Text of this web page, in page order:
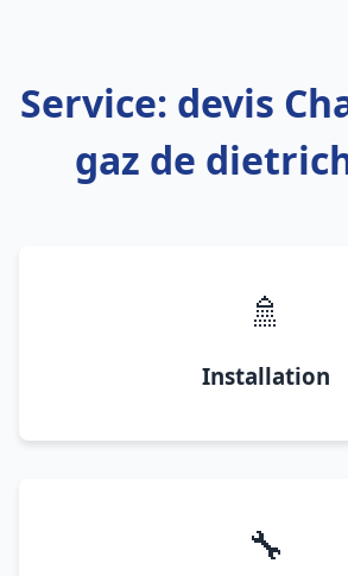
Service: devis
gaz de
🚿
Installation
🔧